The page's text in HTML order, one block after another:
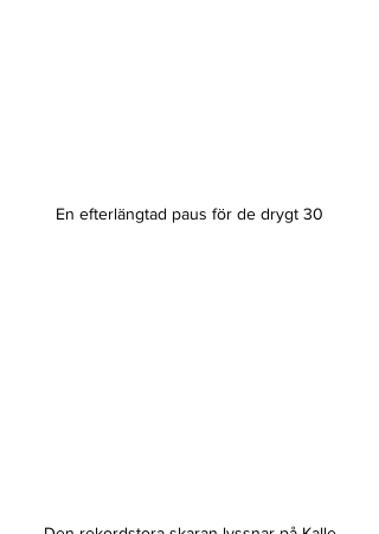
En efterlängtad paus för de drygt 30